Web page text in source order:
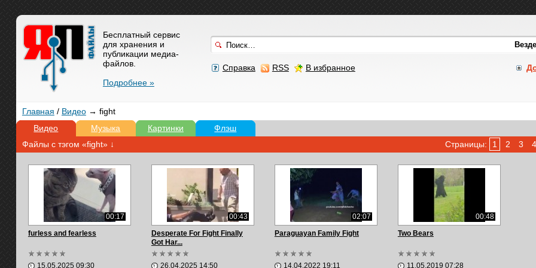
Справка RSS В избранное
Бесплатный сервис
для хранения и
публикации медиа-
файлов.
Подробнее »
Главная / Видео→ fight
Видео
Музыка Картинки Флэш
Файлы с тэгом «fight» ↓
Страницы: 1 2 3 4
00:17
furless and fearless
15.05.2025 09:30
00:43
Desperate For Fight Finally
Got Har...
26.04.2025 14:50
02:07
Paraguayan Family Fight
14.04.2022 19:11
00:48
Two Bears
11.05.2019 07:28